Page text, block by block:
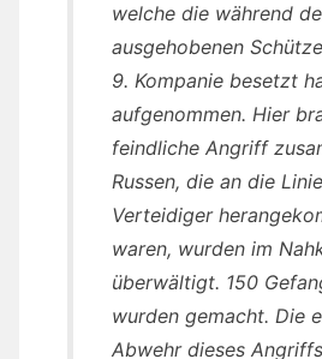
welche die während
ausgehobenen
9. Kompanie besetzt
aufgenommen. Hier
feindliche Angriff
Russen, die an die
Verteidiger
waren, wurden im
überwältigt. 150
wurden gemacht. Die
Abwehr dieses